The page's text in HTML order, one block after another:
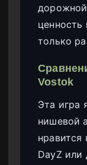
дорожной
ценность
только
Vostok
Эта игра
нишевой
DayZ